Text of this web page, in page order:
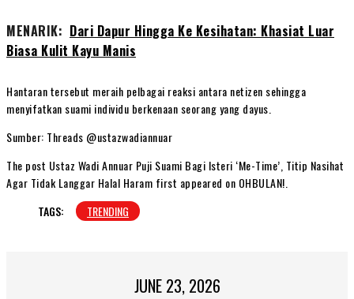
MENARIK: Dari Dapur Hingga Ke Kesihatan: Khasiat Luar
Biasa Kulit Kayu Manis
Hantaran tersebut meraih pelbagai reaksi antara netizen sehingga
menyifatkan suami individu berkenaan seorang yang dayus.
Sumber: Threads @ustazwadiannuar
The post Ustaz Wadi Annuar Puji Suami Bagi Isteri ‘Me-Time’, Titip Nasihat
Agar Tidak Langgar Halal Haram first appeared on OHBULAN!.
TAGS:
TRENDING
JUNE 23, 2026